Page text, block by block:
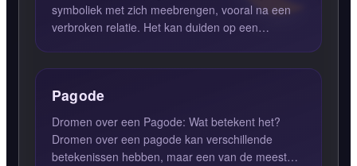
symboliek met zich meebrengen, vooral na een
verbroken relatie. Het kan duiden op een
Pagode
Dromen over een Pagode: Wat betekent het?
Dromen over een pagode kan verschillende
betekenissen hebben, maar een van de meest